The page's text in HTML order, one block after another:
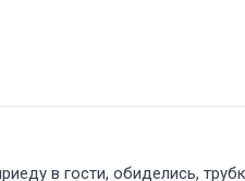
в гости, обиделись,